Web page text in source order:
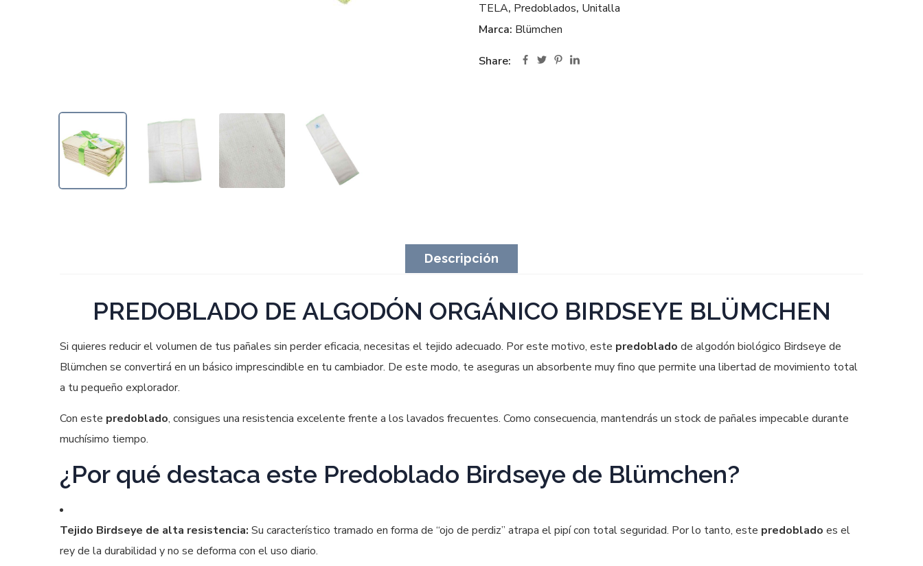
TELA, Predoblados, Unitalla
Marca: Blümchen
Share:
Descripción
PREDOBLADO DE ALGODÓN ORGÁNICO BIRDSEYE BLÜMCHEN
Si quieres reducir el volumen de tus pañales sin perder eficacia, necesitas el tejido adecuado. Por este motivo, este predoblado de algodón biológico Birdseye de
Blümchen se convertirá en un básico imprescindible en tu cambiador. De este modo, te aseguras un absorbente muy fino que permite una libertad de movimiento total
a tu pequeño explorador.
Con este predoblado, consigues una resistencia excelente frente a los lavados frecuentes. Como consecuencia, mantendrás un stock de pañales impecable durante
muchísimo tiempo.
¿Por qué destaca este Predoblado Birdseye de Blümchen?
Tejido Birdseye de alta resistencia: Su característico tramado en forma de “ojo de perdiz” atrapa el pipí con total seguridad. Por lo tanto, este predoblado es el
rey de la durabilidad y no se deforma con el uso diario.